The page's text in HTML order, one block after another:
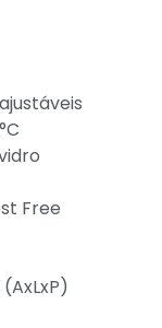
Free